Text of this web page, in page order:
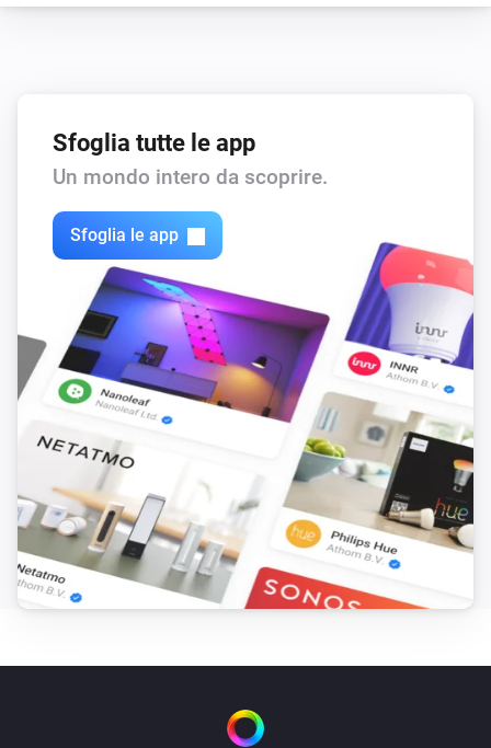
Sfoglia tutte le app
Un mondo intero da scoprire.
Sfoglia le app